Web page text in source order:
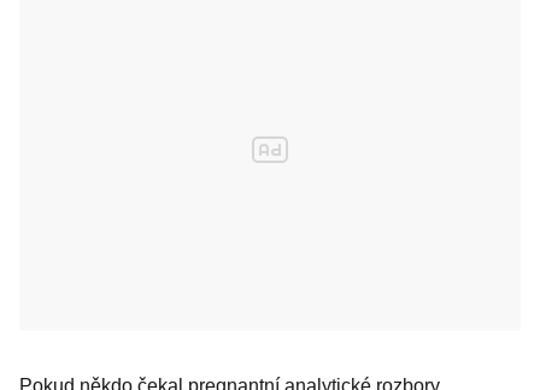
Pokud někdo čekal pregnantní analytické rozbory